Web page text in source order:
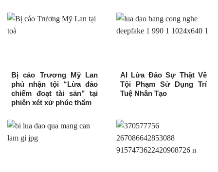
Bị cáo Trương Mỹ Lan
phủ nhận tội “Lừa đảo
chiếm đoạt tài sản” tại
phiên xét xử phúc thẩm
AI Lừa Đảo Sự Thật Về
Tội Phạm Sử Dụng Trí
Tuệ Nhân Tạo